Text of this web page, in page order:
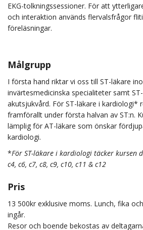
EKG-tolkningssessioner. För att
och interaktion används flervalsfrågor
föreläsningar.
Målgrupp
I första hand riktar vi oss till ST-läkare
invärtesmedicinska specialiteter samt
akutsjukvård. För ST-läkare i kardiologi*
framförallt under första halvan av ST:n.
lämplig för AT-läkare som önskar
kardiologi.
*För ST-läkare i kardiologi täcker kursen
c4, c6, c7, c8, c9, c10, c11 & c12
Pris
13 500kr exklusive moms. Lunch, fika
ingår.
Resor och boende bekostas av